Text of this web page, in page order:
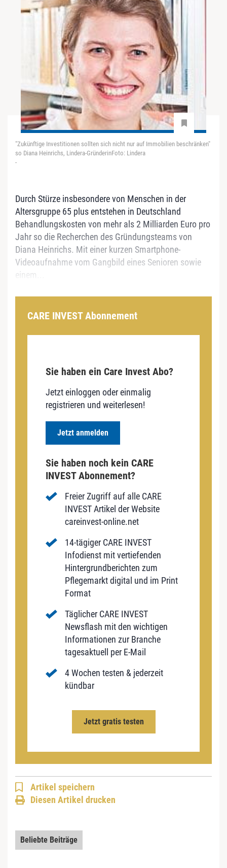
"Zukünftige Investitionen sollten sich nicht nur auf Immobilien beschränken"
so Diana Heinrichs, Lindera-GründerinFoto: Lindera
-
Durch Stürze insbesondere von Menschen in der
Altersgruppe 65 plus entstehen in Deutschland
Behandlungskosten von mehr als 2 Milliarden Euro pro
Jahr so die Recherchen des Gründungsteams von
Diana Heinrichs. Mit einer kurzen Smartphone-
Videoaufnahme vom Gangbild eines Senioren sowie
einem...
CARE INVEST Abonnement
Sie haben ein Care Invest Abo?
Jetzt einloggen oder einmalig
registrieren und weiterlesen!
Jetzt anmelden
Sie haben noch kein CARE
INVEST Abonnement?
Freier Zugriff auf alle CARE
INVEST Artikel der Website
careinvest-online.net
14-tägiger CARE INVEST
Infodienst mit vertiefenden
Hintergrundberichten zum
Pflegemarkt digital und im Print
Format
Täglicher CARE INVEST
Newsflash mit den wichtigen
Informationen zur Branche
tagesaktuell per E-Mail
4 Wochen testen & jederzeit
kündbar
Jetzt gratis testen
Artikel speichern
Diesen Artikel drucken
Beliebte Beiträge